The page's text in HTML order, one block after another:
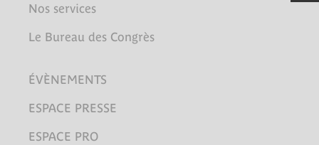
Nos services
Le Bureau des Congrès
ÉVÈNEMENTS
ESPACE PRESSE
ESPACE PRO